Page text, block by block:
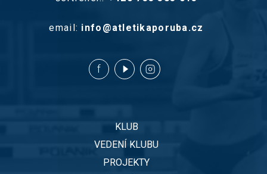
email: info@atletikaporuba.cz
KLUB
VEDENÍ KLUBU
PROJEKTY